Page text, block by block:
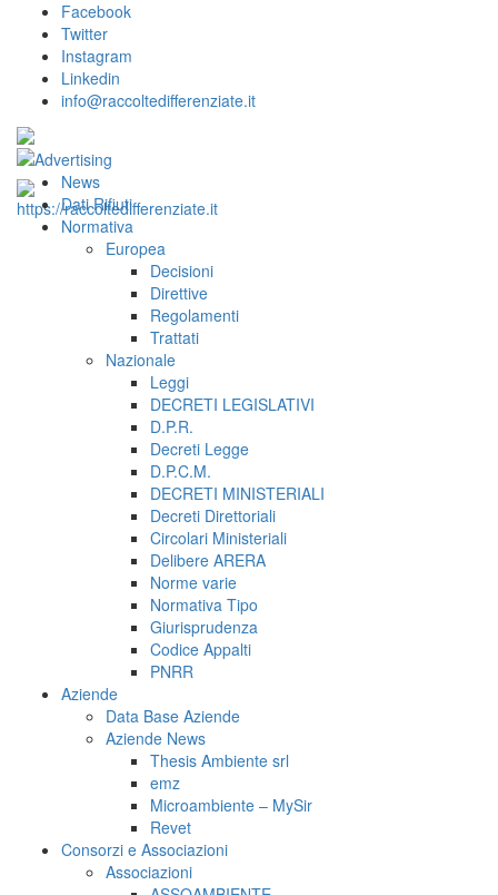
Facebook
Twitter
Instagram
Linkedin
info@raccoltedifferenziate.it
News
Dati Rifiuti
Normativa
Europea
Decisioni
Direttive
Regolamenti
Trattati
Nazionale
Leggi
DECRETI LEGISLATIVI
D.P.R.
Decreti Legge
D.P.C.M.
DECRETI MINISTERIALI
Decreti Direttoriali
Circolari Ministeriali
Delibere ARERA
Norme varie
Normativa Tipo
Giurisprudenza
Codice Appalti
PNRR
Aziende
Data Base Aziende
Aziende News
Thesis Ambiente srl
emz
Microambiente – MySir
Revet
Consorzi e Associazioni
Associazioni